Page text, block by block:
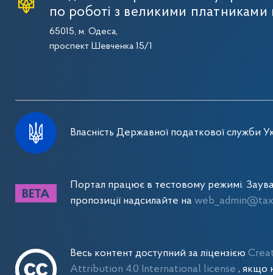
по роботі з великими платниками
65015, м. Одеса,
проспект Шевченка 15/1
Власність Державної податкової служби
Портал працює в тестовому режимі.
пропозиції надсилайте на
Весь контент доступний за ліцензією
Attribution 4.0 International license , якщо